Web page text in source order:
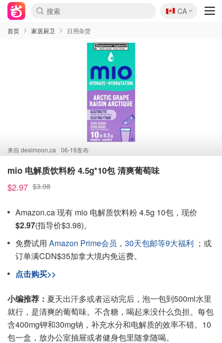
🇨🇦
CA
首页 家居厨卫 日用杂货
来自 dealmoon.ca 06-19发布
mio 电解质饮料粉 4.5g*10包 清爽葡萄味
$2.97 $3.98
Amazon.ca 现有 mio 电解质饮料粉 4.5g 10包，现价
$2.97(指导价$3.98)。
免费试用 Amazon Prime会员 ， 30天包邮等9大福利 ；或
订单满CDN$35加拿大境内免运费。
点击购买>>
小编推荐： 夏天出汗多或者运动完后，泡一包到500ml水里
就行，是清爽的葡萄味。不含糖，喝起来没什么负担。每包
含400mg钾和30mg钠，补充水分和电解质的效率不错。10
包一盒，放办公室抽屉或者健身包里随拿随喝。